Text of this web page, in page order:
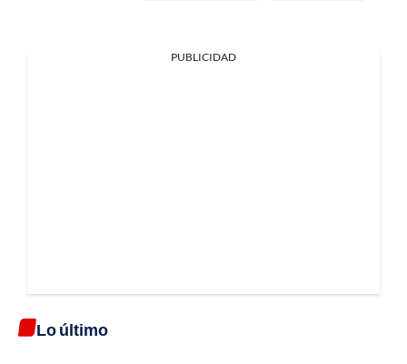
PUBLICIDAD
Lo último